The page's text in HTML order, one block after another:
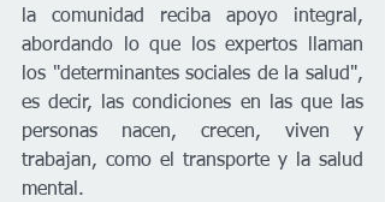
la comunidad reciba apoyo integral,
abordando lo que los expertos llaman
los "determinantes sociales de la salud",
es decir, las condiciones en las que las
personas nacen, crecen, viven y
trabajan, como el transporte y la salud
mental.